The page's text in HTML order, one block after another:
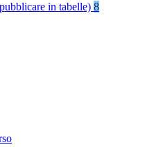
in tabelle) 8